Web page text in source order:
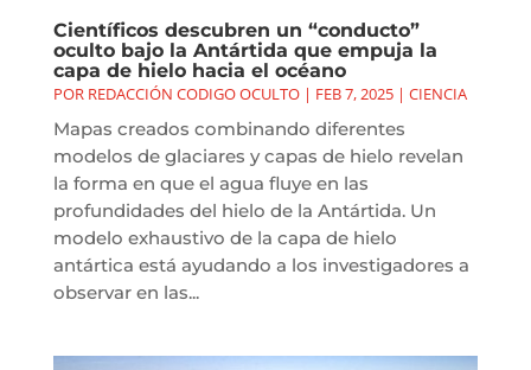
Científicos descubren un “conducto”
oculto bajo la Antártida que empuja la
capa de hielo hacia el océano
POR REDACCIÓN CODIGO OCULTO| FEB 7, 2025| CIENCIA
Mapas creados combinando diferentes
modelos de glaciares y capas de hielo revelan
la forma en que el agua fluye en las
profundidades del hielo de la Antártida. Un
modelo exhaustivo de la capa de hielo
antártica está ayudando a los investigadores a
observar en las...